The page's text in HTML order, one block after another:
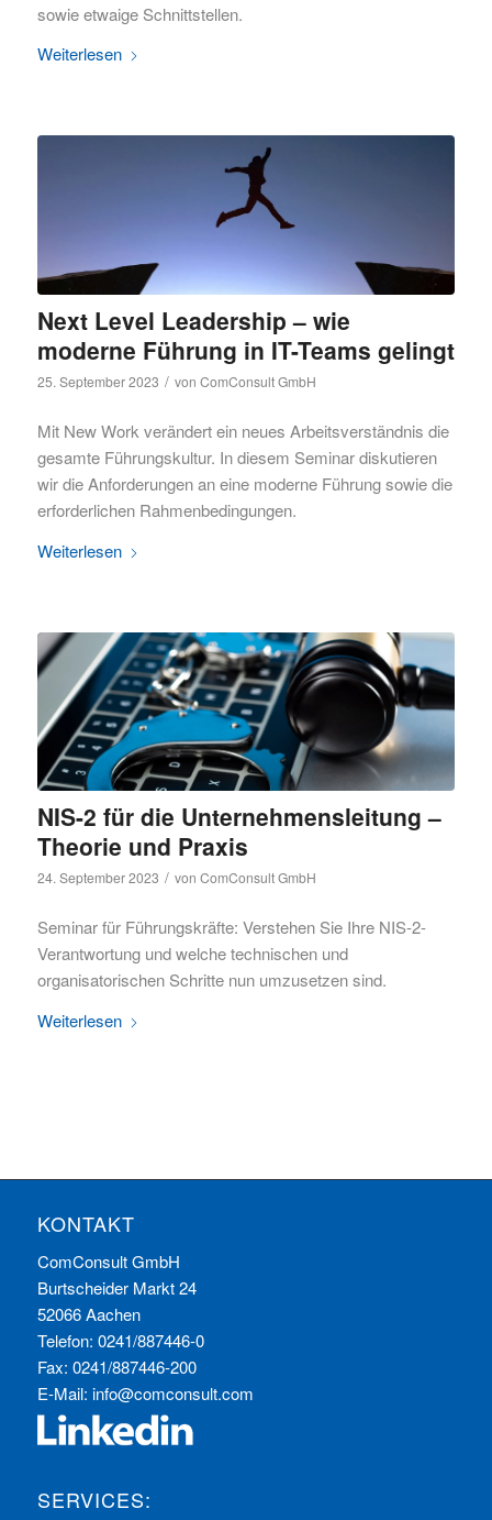
sowie etwaige Schnittstellen.
Weiterlesen
Next Level Leadership – wie
moderne Führung in IT-Teams gelingt
25. September 2023 / von ComConsult GmbH
Mit New Work verändert ein neues Arbeitsverständnis die
gesamte Führungskultur. In diesem Seminar diskutieren
wir die Anforderungen an eine moderne Führung sowie die
erforderlichen Rahmenbedingungen.
Weiterlesen
NIS-2 für die Unternehmensleitung –
Theorie und Praxis
24. September 2023 / von ComConsult GmbH
Seminar für Führungskräfte: Verstehen Sie Ihre NIS-2-
Verantwortung und welche technischen und
organisatorischen Schritte nun umzusetzen sind.
Weiterlesen
KONTAKT
ComConsult GmbH
Burtscheider Markt 24
52066 Aachen
Telefon: 0241/887446-0
Fax: 0241/887446-200
E-Mail: info@comconsult.com
SERVICES: